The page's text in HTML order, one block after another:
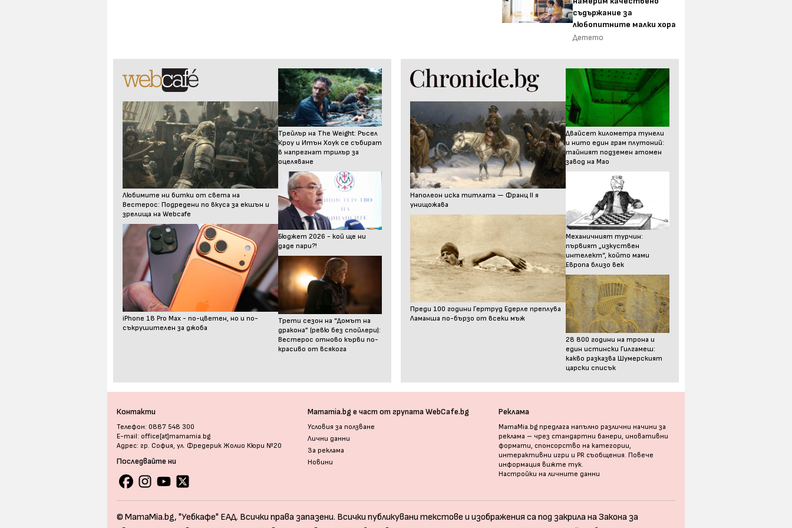
съдържание за
любопитните малки хора
Детето
Любимите ни битки от света на
Вестерос: Подредени по вкуса за екшън и
зрелища на Webcafe
iPhone 18 Pro Max - по-цветен, но и по-
съкрушителен за джоба
Трейлър на The Weight: Ръсел
Кроу и Итън Хоук се събират
в напрегнат трилър за
оцеляване
Бюджет 2026 - кой ще ни
даде пари?!
Трети сезон на “Домът на
дракона” (ревю без спойлери):
Вестерос отново кърви по-
красиво от всякога
Наполеон иска титлата — Франц II я
унищожава
Преди 100 години Гертруд Едерле преплува
Ламанша по-бързо от всеки мъж
Двайсет километра тунели
и нито един грам плутоний:
тайният подземен атомен
завод на Мао
Механичният турчин:
първият „изкуствен
интелект“, който мами
Европа близо век
28 800 години на трона и
един истински Гилгамеш:
какво разказва Шумерският
царски списък
Контакти
Телефон: 0887 548 300
E-mail: office[at]mamamia.bg
Адрес: гр. София, ул. Фредерик Жолио Кюри №20
Последвайте ни
Mamamia.bg е част от групата WebCafe.bg
Условия за ползване
Лични данни
За реклама
Новини
Реклама
MamaMia.bg предлага напълно различни начини за
реклама – чрез стандартни банери, иновативни
формати, спонсорство на категории,
интерактивни игри и PR съобщения. Повече
информация вижте тук.
Настройки на личните данни
© MamaMia.bg, "Уебкафе" ЕАД. Всички права запазени. Всички публикувани текстове и изображения са под закрила на Закона за